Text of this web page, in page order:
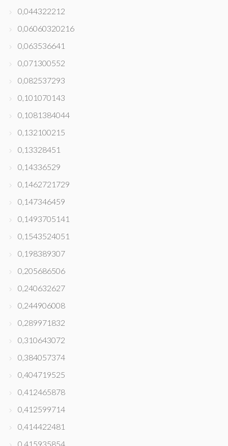
0,044322212
0,06060320216
0,063536641
0,071300552
0,082537293
0,101070143
0,1081384044
0,132100215
0,13328451
0,14336529
0,1462721729
0,147346459
0,1493705141
0,1543524051
0,198389307
0,205686506
0,240632627
0,244906008
0,289971832
0,310643072
0,384057374
0,404719525
0,412465878
0,412599714
0,414422481
0,415935854